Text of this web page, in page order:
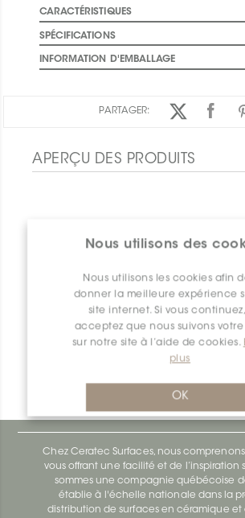
Nous utilisons des
Nous utilisons les cookies afin
donner la meilleure expérience
site internet. Si vous
acceptez que nous suivons
sur notre site à l’aide de cookies.
plus
OK
CARACTÉRISTIQUES
SPÉCIFICATIONS
INFORMATION D'EMBALLAGE
PARTAGER:
APERÇU DES PRODUITS
Bara-Rw E90/RW120BW
Chez Ceratec Surfaces, nous
vous offrant une facilité et de l’inspiration
sommes une compagnie québécoise
établie à l'échelle nationale dans la
distribution de surfaces en céramique et